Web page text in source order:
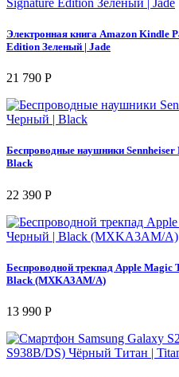
Электронная книга Amazon Kindle
Edition Зеленый | Jade
21 790 Р
Беспроводные наушники
Black
22 390 Р
Беспроводной трекпад Apple Magic
Black (MXKA3AM/A)
13 990 Р